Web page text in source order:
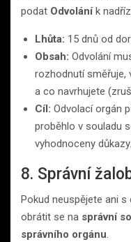
podat Odvoláník
Lhůta: 15 dnů od
Obsah: Odvolání
rozhodnutí směřuje,
a co navrhujete
Cíl: Odvolací orgán
proběhlo v souladu
vyhodnoceny důkazy.
8. Správní
Pokud neuspějete ani
obrátit se na správní
správního orgánu.